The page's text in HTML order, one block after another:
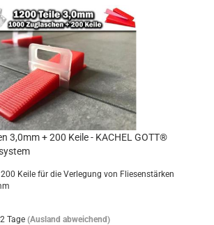
3,0mm + 200 Keile - KACHEL GOTT®
Keile für die Verlegung von Fliesenstärken
Tage (Ausland abweichend)